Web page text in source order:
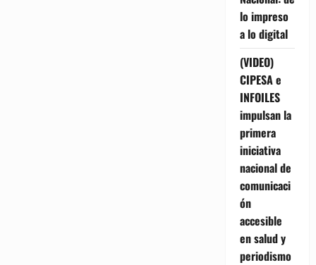
lo impreso
a lo digital
(VIDEO)
CIPESA e
INFOILES
impulsan la
primera
iniciativa
nacional de
comunicaci
ón
accesible
en salud y
periodismo